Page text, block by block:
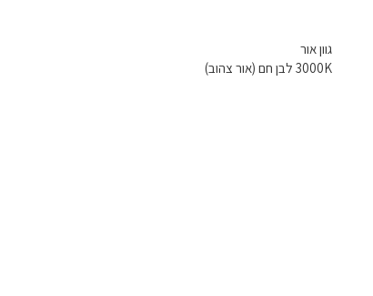
גוון אור
3000K לבן חם (אור צהוב)